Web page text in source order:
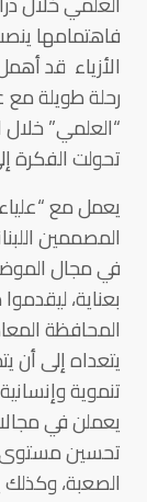
فاهتمامها
الأزياء قد
رحلة طويلة مع
“العلمي” خلال
تحولت الفكرة
يعمل مع
المصممين
في مجال
بعناية،
المحافظة
يتعداه إلى
تنموية
يعملن في
تحسين مستوى
الصعبة،